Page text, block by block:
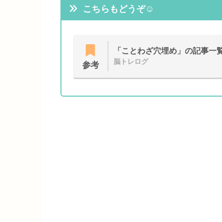
こちらもどうぞ☺
参考
「ことわざ穴埋め」の記事一
脳トレログ